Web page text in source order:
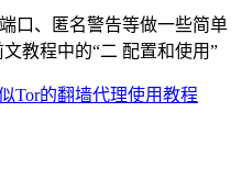
口、匿名警告等做一些简单
文教程中的“二 配置和使用”
Tor的翻墙代理使用教程